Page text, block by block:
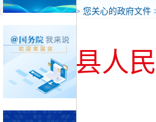
首页>政务公开> 您关心的政府文件
姚安县人